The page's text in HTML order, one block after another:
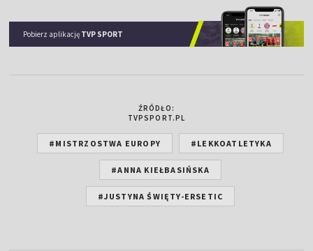
Pobierz aplikację TVP SPORT
ŹRÓDŁO:
TVPSPORT.PL
#MISTRZOSTWA EUROPY #LEKKOATLETYKA
#ANNA KIEŁBASIŃSKA
#JUSTYNA ŚWIĘTY-ERSETIC